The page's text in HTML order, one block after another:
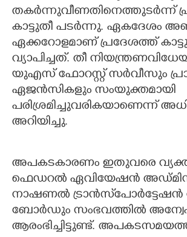
തകർന്നുവീണതിനെത്തുടർന്ന്
കാട്ടുതീ പടർന്നു. ഏകദേശം
ഏക്കറോളമാണ് പ്രദേശത്ത്
വ്യാപിച്ചത്. തീ
യുഎസ് ഫോറസ്റ്റ് സർവീസും
ഏജൻസികളും സംയുക്തമായി
പരിശ്രമിച്ചുവരികയാണെന്ന്
അറിയിച്ചു.
അപകടകാരണം ഇതുവരെ
ഫെഡറൽ ഏവിയേഷൻ
നാഷണൽ ട്രാൻസ്‌പോർട്ടേഷൻ
ബോർഡും സംഭവത്തിൽ
ആരംഭിച്ചിട്ടുണ്ട്.